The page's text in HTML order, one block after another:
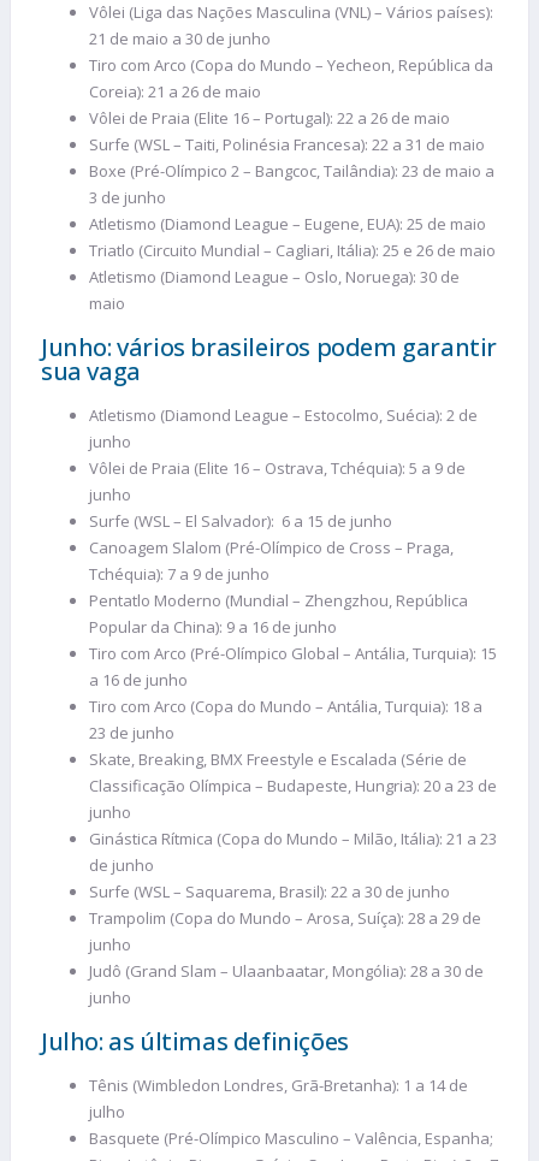
Vôlei (Liga das Nações Masculina (VNL) – Vários países):
21 de maio a 30 de junho
Tiro com Arco (Copa do Mundo – Yecheon, República da
Coreia): 21 a 26 de maio
Vôlei de Praia (Elite 16 – Portugal): 22 a 26 de maio
Surfe (WSL – Taiti, Polinésia Francesa): 22 a 31 de maio
Boxe (Pré-Olímpico 2 – Bangcoc, Tailândia): 23 de maio a
3 de junho
Atletismo (Diamond League – Eugene, EUA): 25 de maio
Triatlo (Circuito Mundial – Cagliari, Itália): 25 e 26 de maio
Atletismo (Diamond League – Oslo, Noruega): 30 de
maio
Junho: vários brasileiros podem garantir
sua vaga
Atletismo (Diamond League – Estocolmo, Suécia): 2 de
junho
Vôlei de Praia (Elite 16 – Ostrava, Tchéquia): 5 a 9 de
junho
Surfe (WSL – El Salvador): 6 a 15 de junho
Canoagem Slalom (Pré-Olímpico de Cross – Praga,
Tchéquia): 7 a 9 de junho
Pentatlo Moderno (Mundial – Zhengzhou, República
Popular da China): 9 a 16 de junho
Tiro com Arco (Pré-Olímpico Global – Antália, Turquia): 15
a 16 de junho
Tiro com Arco (Copa do Mundo – Antália, Turquia): 18 a
23 de junho
Skate, Breaking, BMX Freestyle e Escalada (Série de
Classificação Olímpica – Budapeste, Hungria): 20 a 23 de
junho
Ginástica Rítmica (Copa do Mundo – Milão, Itália): 21 a 23
de junho
Surfe (WSL – Saquarema, Brasil): 22 a 30 de junho
Trampolim (Copa do Mundo – Arosa, Suíça): 28 a 29 de
junho
Judô (Grand Slam – Ulaanbaatar, Mongólia): 28 a 30 de
junho
Julho: as últimas definições
Tênis (Wimbledon Londres, Grã-Bretanha): 1 a 14 de
julho
Basquete (Pré-Olímpico Masculino – Valência, Espanha;